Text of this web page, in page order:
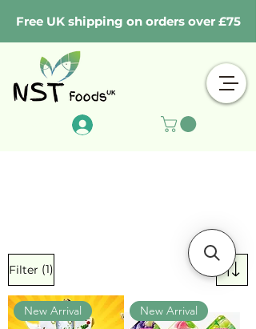
Free UK shipping on orders over £75
Filter (1)
New Arrival New Arrival